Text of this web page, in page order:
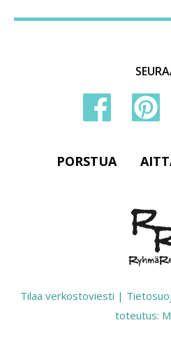
PORSTUA
Tilaa verkostoviesti |
toteutus: